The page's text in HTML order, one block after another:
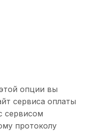
опции вы
сервиса оплаты
сервисом
протоколу